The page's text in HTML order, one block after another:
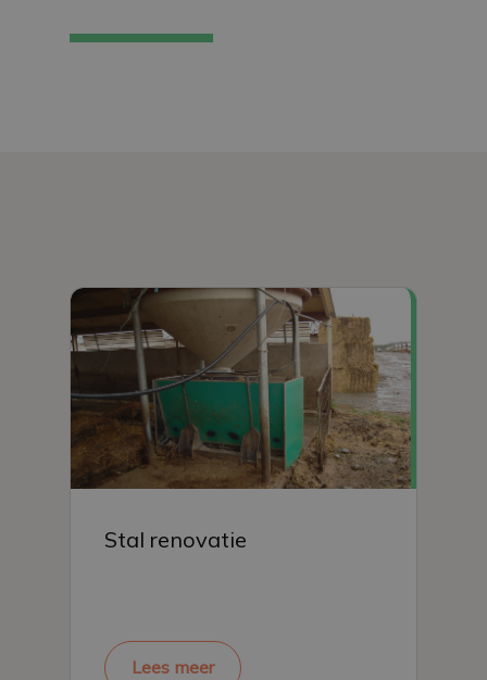
Stal renovatie
Lees meer